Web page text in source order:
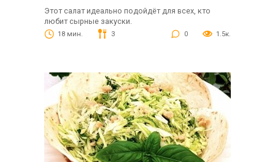
Этот салат идеально подойдёт для всех, кто
любит сырные закуски.
18 мин. 3 0 1.5к.